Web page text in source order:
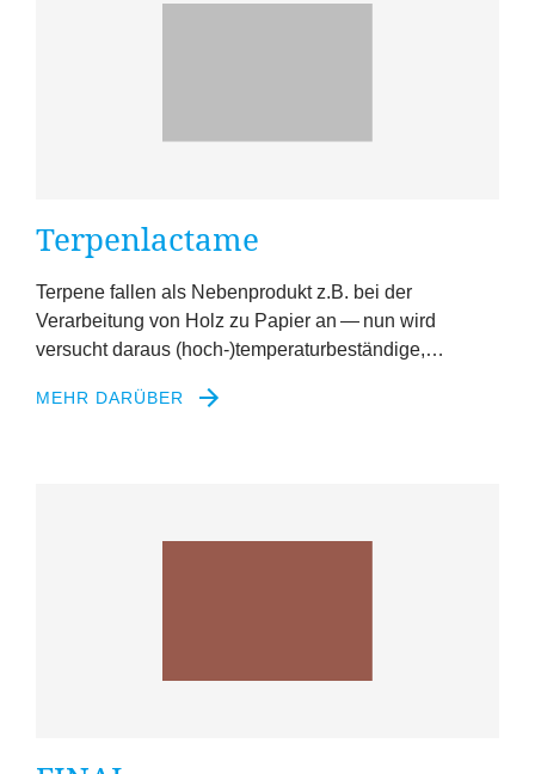
Terpenlactame
Terpene fallen als Nebenprodukt z.B. bei der
Verarbeitung von Holz zu Papier an — nun wird
versucht daraus (hoch-)temperaturbeständige,…
MEHR DARÜBER